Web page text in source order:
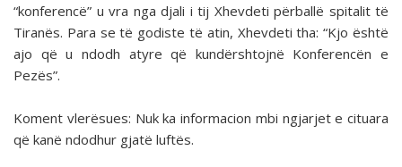
“konferencë” u vra nga djali i tij Xhevdeti përballë spitalit të
Tiranës. Para se të godiste të atin, Xhevdeti tha: “Kjo është
ajo që u ndodh atyre që kundërshtojnë Konferencën e
Pezës”.
Koment vlerësues: Nuk ka informacion mbi ngjarjet e cituara
që kanë ndodhur gjatë luftës.